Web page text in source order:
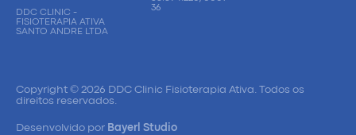
DDC CLINIC -
FISIOTERAPIA ATIVA
SANTO ANDRE LTDA
36
Copyright © 2026 DDC Clinic Fisioterapia Ativa. Todos os
direitos reservados.
Desenvolvido por Bayerl Studio